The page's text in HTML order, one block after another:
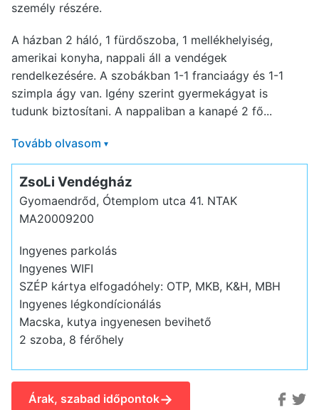
személy részére.
A házban 2 háló, 1 fürdőszoba, 1 mellékhelyiség,
amerikai konyha, nappali áll a vendégek
rendelkezésére. A szobákban 1-1 franciaágy és 1-1
szimpla ágy van. Igény szerint gyermekágyat is
tudunk biztosítani. A nappaliban a kanapé 2 fő...
Tovább olvasom ▾
ZsoLi Vendégház
Gyomaendrőd, Ótemplom utca 41. NTAK
MA20009200
Ingyenes parkolás
Ingyenes WIFI
SZÉP kártya elfogadóhely: OTP, MKB, K&H, MBH
Ingyenes légkondícionálás
Macska, kutya ingyenesen bevihető
2 szoba, 8 férőhely
Árak, szabad időpontok→